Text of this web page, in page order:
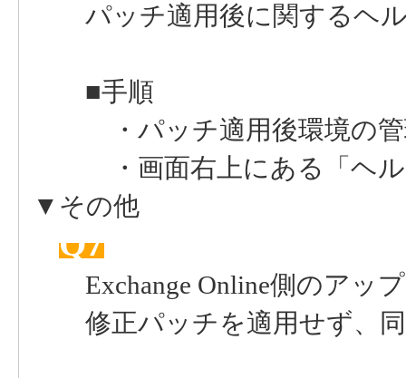
パッチ適用後に関するヘル
■手順
・パッチ適用後環境の管
・画面右上にある「ヘル
▼その他
Q7
Exchange Online側のアッ
修正パッチを適用せず、同